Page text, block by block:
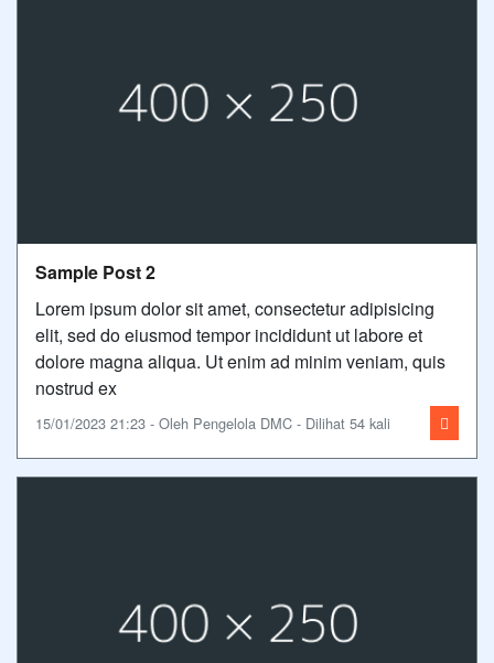
Sample Post 2
Lorem ipsum dolor sit amet, consectetur adipisicing
elit, sed do eiusmod tempor incididunt ut labore et
dolore magna aliqua. Ut enim ad minim veniam, quis
nostrud ex
15/01/2023 21:23 - Oleh Pengelola DMC - Dilihat 54 kali